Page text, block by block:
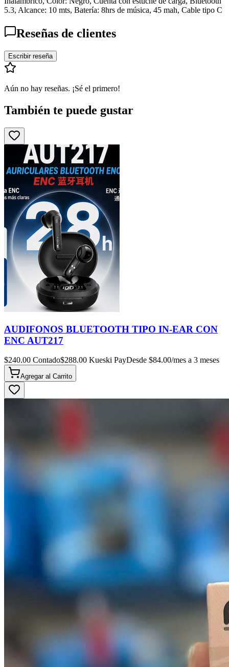
5.3, Alcance: 10 mts, Batería: 8hrs de música, 45 mah, Cable tipo C
Reseñas de clientes
Escribir reseña
Aún no hay reseñas. ¡Sé el primero!
También te puede gustar
AUDIFONOS BLUETOOTH TIPO IN-EAR CON
ENC AUT217
$240.00 Contado$288.00 Kueski PayDesde $84.00/mes a 3 meses
Agregar al Carrito